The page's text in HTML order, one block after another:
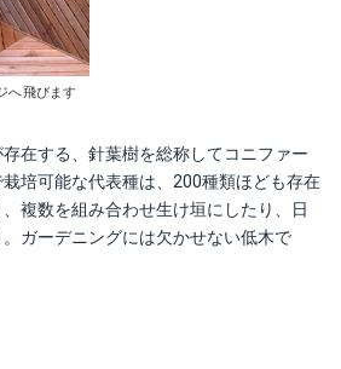
へ飛びます
在する、針葉樹を総称してコニファー
培可能な代表種は、200種類ほども存在
複数を組み合わせ生け垣にしたり、日
ガーデニングには欠かせない低木で